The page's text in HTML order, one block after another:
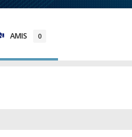
AMIS 0